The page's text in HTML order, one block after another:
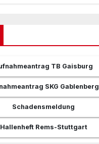
TB Gaisburg
SKG Gablenberg
Schadensmeldung
Hallenheft Rems-Stuttgart